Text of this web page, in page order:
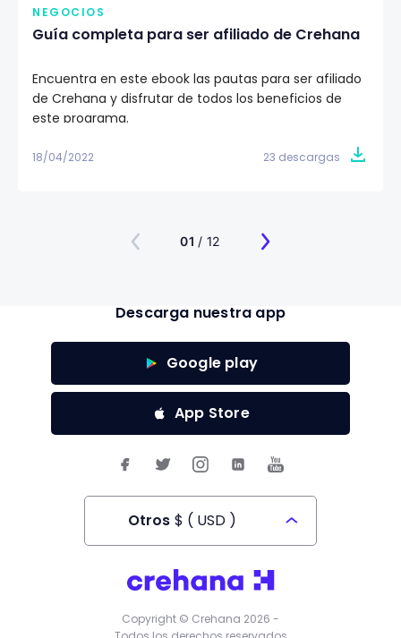
NEGOCIOS
Guía completa para ser afiliado de Crehana
Encuentra en este ebook las pautas para ser afiliado
de Crehana y disfrutar de todos los beneficios de
este programa.
18/04/2022 23 descargas
01 / 12
Descarga nuestra app
Google play
App Store
Otros $ ( USD )